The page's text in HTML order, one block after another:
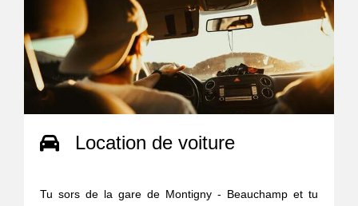
Location de voiture
Tu sors de la gare de Montigny - Beauchamp et tu